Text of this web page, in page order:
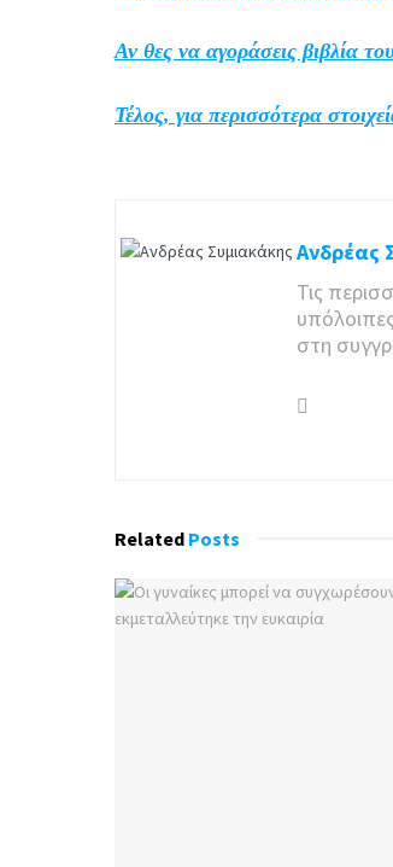
Αν θες να αγοράσεις βιβλία
Τέλος, για περισσότερα
Ανδρέας
Τις
στη
Related Posts